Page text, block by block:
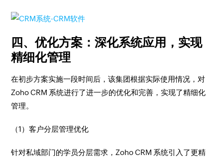
四、优化方案：深化系统应用，实现
精细化管理​
在初步方案实施一段时间后，该集团根据实际使用情况，对
Zoho CRM 系统进行了进一步的优化和完善，实现了精细化
管理。​
（1）客户分层管理优化​
针对私域部门的学员分层需求，Zoho CRM 系统引入了更精